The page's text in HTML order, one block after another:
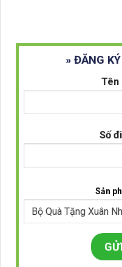
» ĐĂNG
Tên
Số
Sản